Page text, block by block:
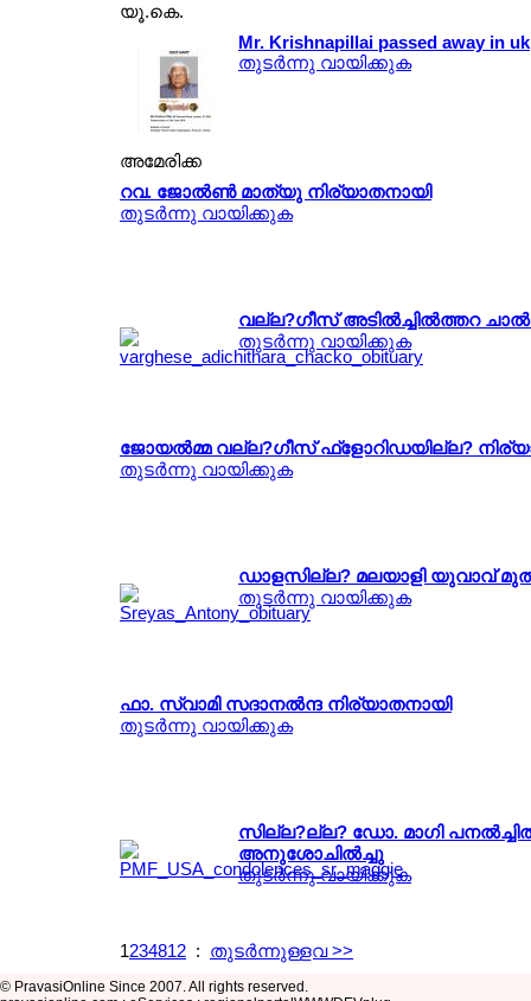
യൂ.കെ.
Mr. Krishnapillai passed away in uk
തുടര്‍ന്നു വായിക്കുക
അമേരിക്ക
റവ. ജോല്‍ണ്‍ മാത്യു നിര്യാതനായി
തുടര്‍ന്നു വായിക്കുക
വല്ല?ഗീസ് അടില്‍ച്ചില്‍ത്തറ
തുടര്‍ന്നു വായിക്കുക
ജോയല്‍മ്മ വല്ല?ഗീസ് ഫ്ളോറിഡയില്ല?
തുടര്‍ന്നു വായിക്കുക
ഡാളസില്ല? മലയാളി യുവാവ്
തുടര്‍ന്നു വായിക്കുക
ഫാ. സ്വാമി സദാനല്‍ന്ദ നിര്യാതനായി
തുടര്‍ന്നു വായിക്കുക
സില്ല?ല്ല? ഡോ. മാഗി
അനുശോചില്‍ച്ചു
തുടര്‍ന്നു വായിക്കുക
1234812 : തുടര്‍ന്നുള്ളവ >>
© PravasiOnline Since 2007. All rights reserved.